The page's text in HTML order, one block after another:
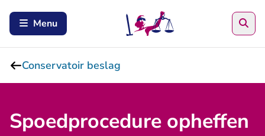
Menu
Conservatoir beslag
Spoedprocedure opheffen